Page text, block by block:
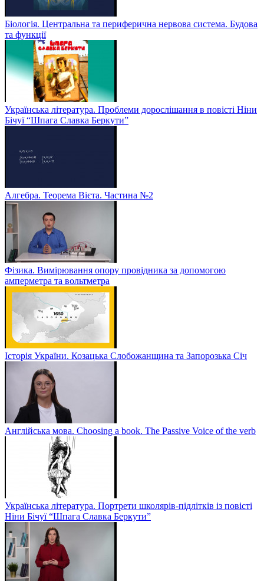
Біологія. Центральна та периферична нервова система. Будова
та функції
Українська література. Проблеми дорослішання в повісті Ніни
Бічуї “Шпага Славка Беркути”
Алгебра. Теорема Вієта. Частина №2
Фізика. Вимірювання опору провідника за допомогою
амперметра та вольтметра
Історія України. Козацька Слобожанщина та Запорозька Січ
Англійська мова. Choosing a book. The Passive Voice of the verb
Українська література. Портрети школярів-підлітків із повісті
Ніни Бічуї “Шпага Славка Беркути”